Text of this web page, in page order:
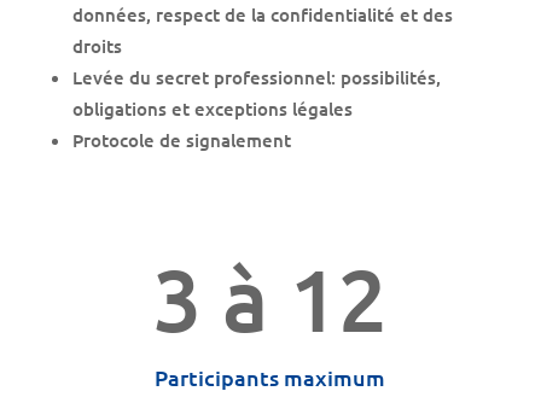
données, respect de la confidentialité et des
droits
Levée du secret professionnel: possibilités,
obligations et exceptions légales
Protocole de signalement
3 à 12
Participants maximum